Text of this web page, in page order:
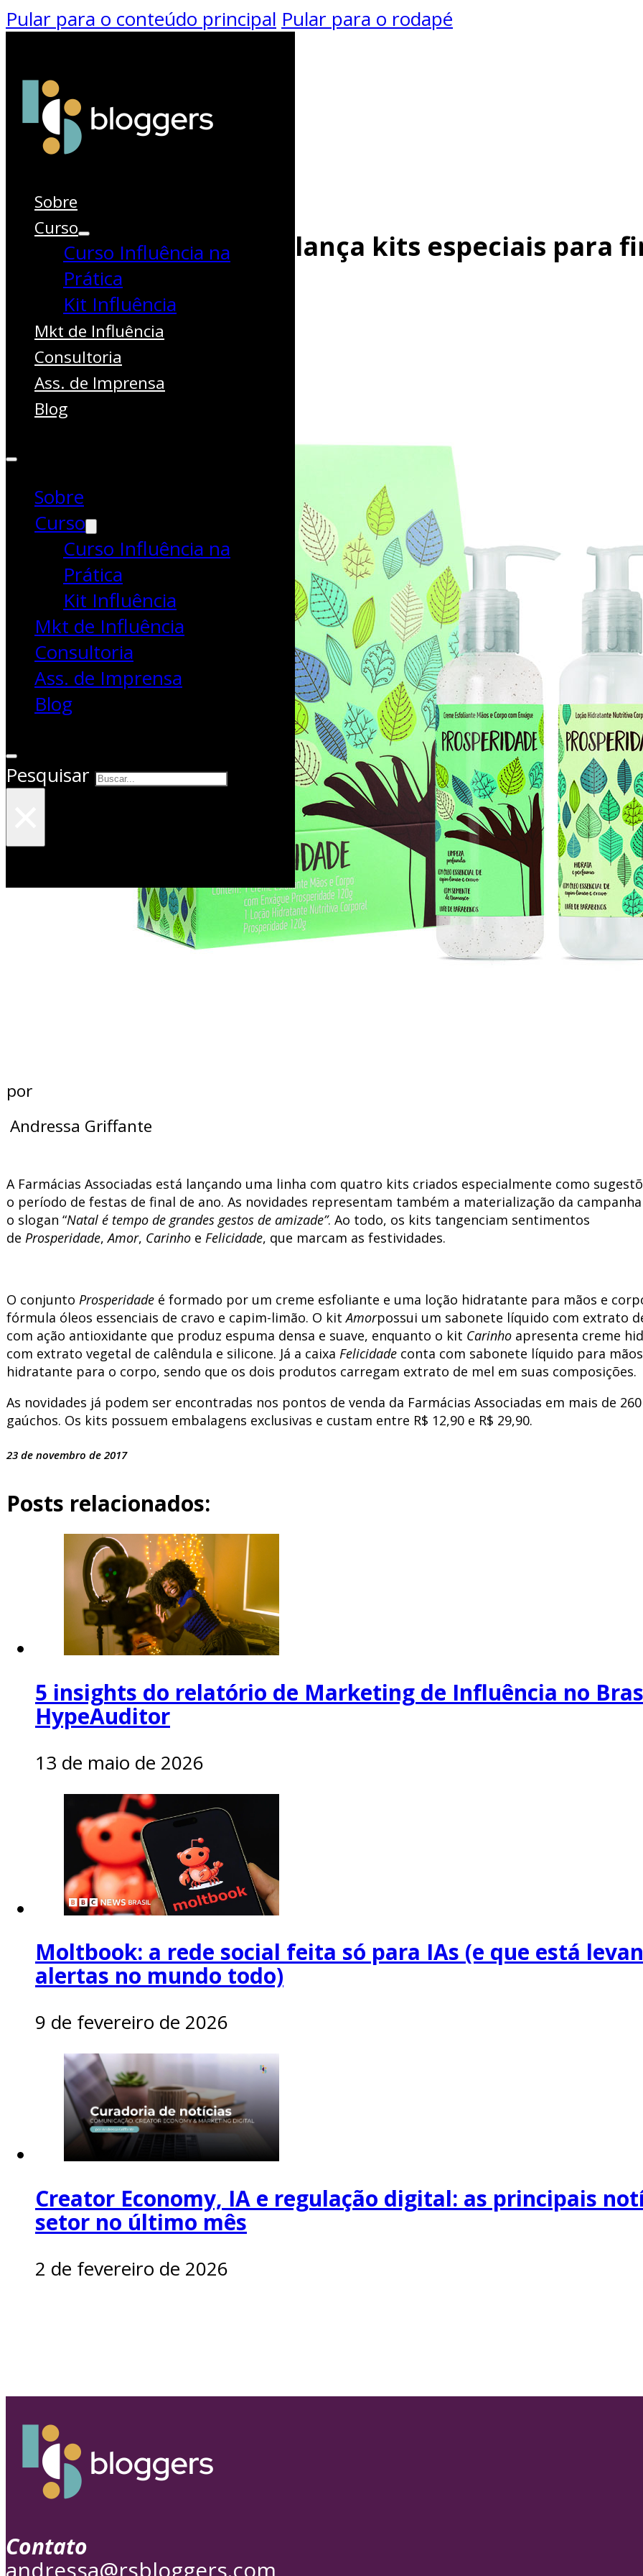
Pular para o conteúdo principal Pular para o rodapé
Sobre
Curso
Curso Influência na
Prática
Kit Influência
Mkt de Influência
Consultoria
Ass. de Imprensa
Blog
Sobre
Curso
Curso Influência na
Prática
Kit Influência
Mkt de Influência
Consultoria
Ass. de Imprensa
Blog
Pesquisar
Farmácias Associadas lança kits especiais para
Beleza
por
Andressa Griffante
A Farmácias Associadas está lançando uma linha com quatro kits criados especialmente como
o período de festas de final de ano. As novidades representam também a materialização da
o slogan “Natal é tempo de grandes gestos de amizade”. Ao todo, os kits tangenciam sentimentos
de Prosperidade,Amor, Carinho e Felicidade, que marcam as festividades.
O conjunto Prosperidade é formado por um creme esfoliante e uma loção hidratante para mãos e
fórmula óleos essenciais de cravo e capim-limão. O kitAmorpossui um sabonete líquido com extrato
com ação antioxidante que produz espuma densa e suave, enquanto o kit Carinho apresenta creme
com extrato vegetal de calêndula e silicone. Já a caixa Felicidade conta com sabonete líquido para
hidratante para o corpo, sendo que os dois produtos carregam extrato de mel em suas composições.
As novidades já podem ser encontradas nos pontos de venda da Farmácias Associadas em mais de
gaúchos. Os kits possuem embalagens exclusivas e custam entre R$ 12,90 e R$ 29,90.
23 de novembro de 2017
Posts relacionados:
5 insights do relatório de Marketing de Influência no
HypeAuditor
13 de maio de 2026
Moltbook: a rede social feita só para IAs (e que está
alertas no mundo todo)
9 de fevereiro de 2026
Creator Economy, IA e regulação digital: as principais
setor no último mês
2 de fevereiro de 2026
Contato
andressa@rsbloggers.com